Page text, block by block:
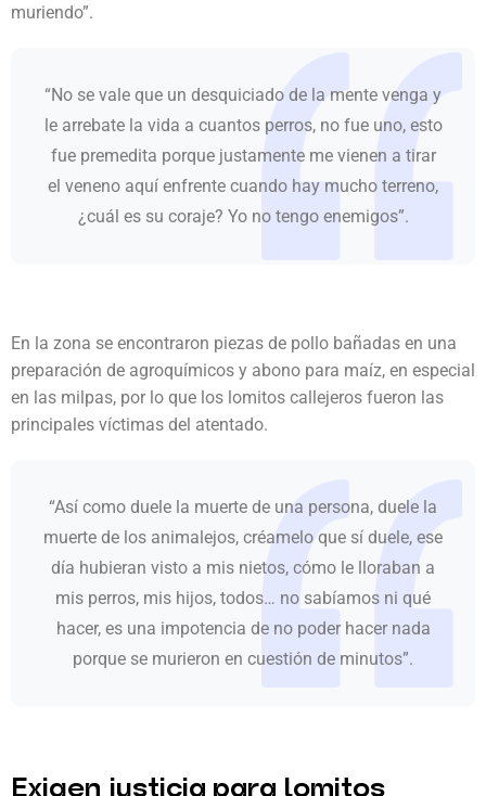
muriendo”.
“No se vale que un desquiciado de la mente venga y
le arrebate la vida a cuantos perros, no fue uno, esto
fue premedita porque justamente me vienen a tirar
el veneno aquí enfrente cuando hay mucho terreno,
¿cuál es su coraje? Yo no tengo enemigos”.
En la zona se encontraron piezas de pollo bañadas en una
preparación de agroquímicos y abono para maíz, en especial
en las milpas, por lo que los lomitos callejeros fueron las
principales víctimas del atentado.
“Así como duele la muerte de una persona, duele la
muerte de los animalejos, créamelo que sí duele, ese
día hubieran visto a mis nietos, cómo le lloraban a
mis perros, mis hijos, todos… no sabíamos ni qué
hacer, es una impotencia de no poder hacer nada
porque se murieron en cuestión de minutos”.
Exigen justicia para lomitos